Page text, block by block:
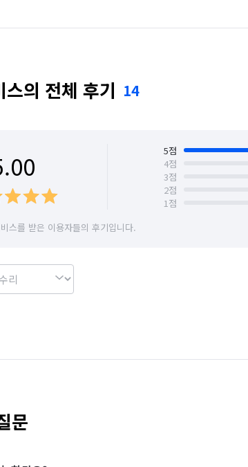
의 전체 후기 14
5점
4점
3점
2점
1점
스를 받은 이용자들의 후기입니다.
문